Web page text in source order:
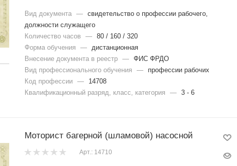
Вид документа — свидетельство о профессии рабочего,
должности служащего
Количество часов
— 80 / 160 / 320
Форма обучения
— дистанционная
Внесение документа в реестр — ФИС ФРДО
Вид профессионального обучения
—
профессии рабочих
Код профессии —
14708
Квалификационный разряд, класс, категория
— 3 - 6
Моторист багерной (шламовой) насосной
Арт.: 14710